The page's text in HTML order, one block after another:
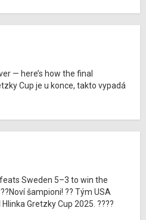
— here’s how the final
Cup je u konce, takto vypadá
Sweden 5–3 to win the
šampioni! ?? Tým USA
Gretzky Cup 2025. ????